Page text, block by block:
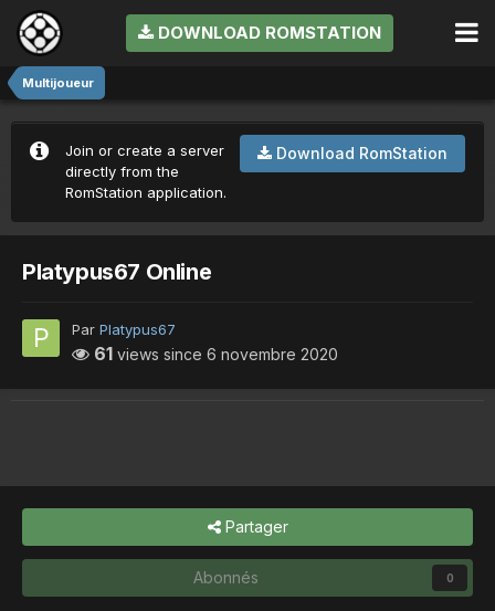
DOWNLOAD ROMSTATION
Multijoueur
Download RomStation
Join or create a server
directly from the
RomStation application.
Platypus67 Online
Par Platypus67
61 views since 6 novembre 2020
Partager
Abonnés 0